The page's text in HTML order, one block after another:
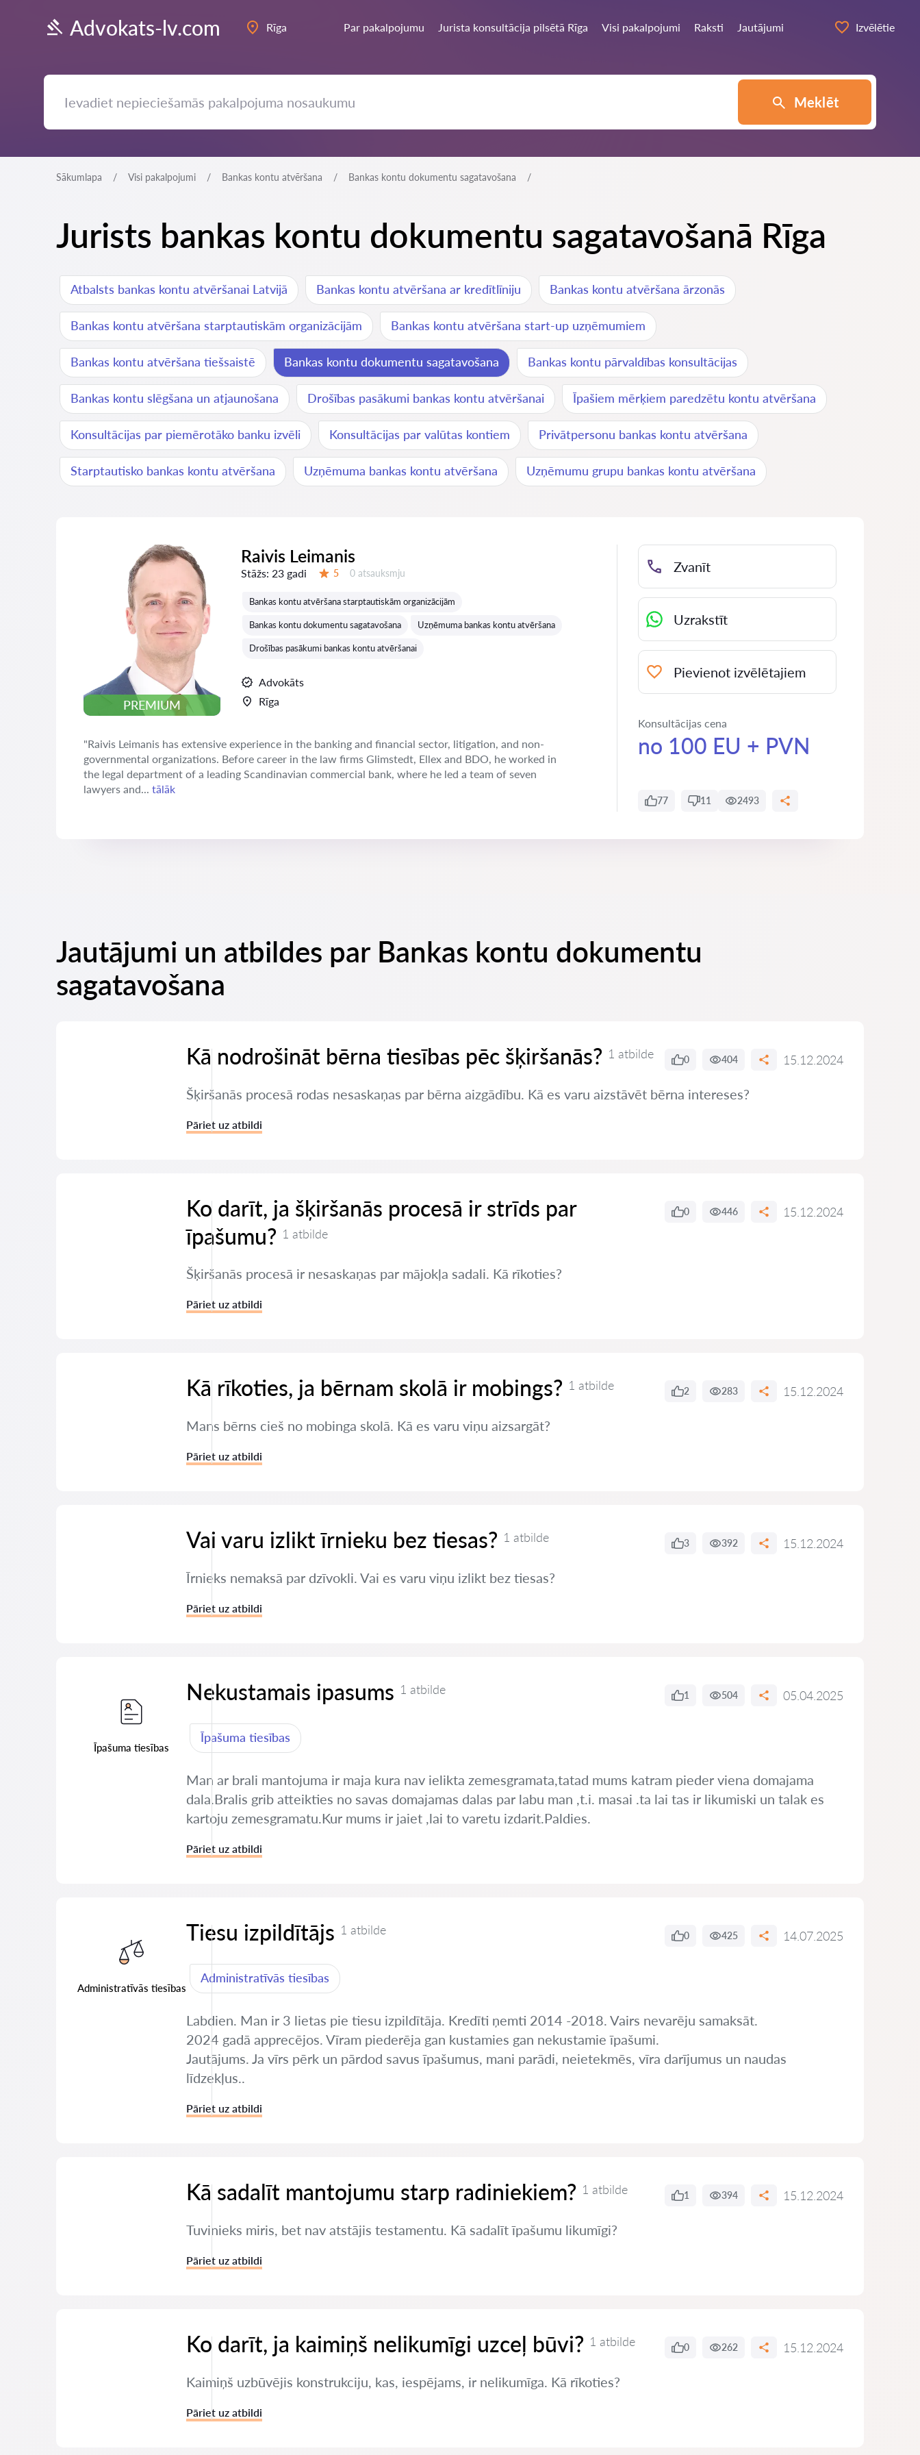
Advokats-lv.com Rīga Par pakalpojumu Jurista konsultācija pilsētā Rīga Visi pakalpojumi Raksti Jautājumi Izvēlētie
Meklēt
Sākumlapa Visi pakalpojumi Bankas kontu atvēršana Bankas kontu dokumentu sagatavošana
Jurists bankas kontu dokumentu sagatavošanā Rīga
Atbalsts bankas kontu atvēršanai Latvijā Bankas kontu atvēršana ar kredītlīniju Bankas kontu atvēršana ārzonās
Bankas kontu atvēršana starptautiskām organizācijām Bankas kontu atvēršana start-up uzņēmumiem
Bankas kontu atvēršana tiešsaistē Bankas kontu dokumentu sagatavošana Bankas kontu pārvaldības konsultācijas
Bankas kontu slēgšana un atjaunošana Drošības pasākumi bankas kontu atvēršanai Īpašiem mērķiem paredzētu kontu atvēršana
Konsultācijas par piemērotāko banku izvēli Konsultācijas par valūtas kontiem Privātpersonu bankas kontu atvēršana
Starptautisko bankas kontu atvēršana Uzņēmuma bankas kontu atvēršana Uzņēmumu grupu bankas kontu atvēršana
PREMIUM
Raivis Leimanis
Stāžs: 23 gadi 5 Atsauksmes:
0 atsauksmju
Bankas kontu atvēršana starptautiskām organizācijām
Bankas kontu dokumentu sagatavošana Uzņēmuma bankas kontu atvēršana
Drošības pasākumi bankas kontu atvēršanai
Advokāts
Rīga
"Raivis Leimanis has extensive experience in the banking and financial sector, litigation, and non-
governmental organizations. Before career in the law firms Glimstedt, Ellex and BDO, he worked in
the legal department of a leading Scandinavian commercial bank, where he led a team of seven
lawyers and... tālāk
Zvanīt
Uzrakstīt
Pievienot izvēlētajiem
Konsultācijas cena
no 100 EU + PVN
77 11 2493
Jautājumi un atbildes par Bankas kontu dokumentu
sagatavošana
Kā nodrošināt bērna tiesības pēc šķiršanās? 1 atbilde 0 404 15.12.2024
Šķiršanās procesā rodas nesaskaņas par bērna aizgādību. Kā es varu aizstāvēt bērna intereses?
Pāriet uz atbildi
Ko darīt, ja šķiršanās procesā ir strīds par
īpašumu? 1 atbilde
0 446 15.12.2024
Šķiršanās procesā ir nesaskaņas par mājokļa sadali. Kā rīkoties?
Pāriet uz atbildi
Kā rīkoties, ja bērnam skolā ir mobings? 1 atbilde 2 283 15.12.2024
Mans bērns cieš no mobinga skolā. Kā es varu viņu aizsargāt?
Pāriet uz atbildi
Vai varu izlikt īrnieku bez tiesas? 1 atbilde 3 392 15.12.2024
Īrnieks nemaksā par dzīvokli. Vai es varu viņu izlikt bez tiesas?
Pāriet uz atbildi
Īpašuma tiesības
Nekustamais ipasums 1 atbilde 1 504 05.04.2025
Īpašuma tiesības
Man ar brali mantojuma ir maja kura nav ielikta zemesgramata,tatad mums katram pieder viena domajama
dala.Bralis grib atteikties no savas domajamas dalas par labu man ,t.i. masai .ta lai tas ir likumiski un talak es
kartoju zemesgramatu.Kur mums ir jaiet ,lai to varetu izdarit.Paldies.
Pāriet uz atbildi
Administratīvās tiesības
Tiesu izpildītājs 1 atbilde 0 425 14.07.2025
Administratīvās tiesības
Labdien. Man ir 3 lietas pie tiesu izpildītāja. Kredīti ņemti 2014 -2018. Vairs nevarēju samaksāt.
2024 gadā apprecējos. Vīram piederēja gan kustamies gan nekustamie īpašumi.
Jautājums. Ja vīrs pērk un pārdod savus īpašumus, mani parādi, neietekmēs, vīra darījumus un naudas
līdzekļus..
Pāriet uz atbildi
Kā sadalīt mantojumu starp radiniekiem? 1 atbilde 1 394 15.12.2024
Tuvinieks miris, bet nav atstājis testamentu. Kā sadalīt īpašumu likumīgi?
Pāriet uz atbildi
Ko darīt, ja kaimiņš nelikumīgi uzceļ būvi? 1 atbilde 0 262 15.12.2024
Kaimiņš uzbūvējis konstrukciju, kas, iespējams, ir nelikumīga. Kā rīkoties?
Pāriet uz atbildi